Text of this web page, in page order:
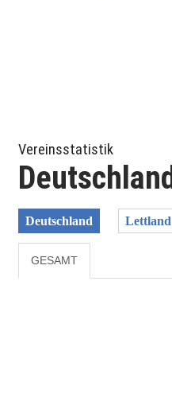
Vereinsstatistik
Deutschland
Deutschland Lettland
GESAMT